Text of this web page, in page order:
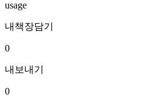
usage
내책장담기
0
내보내기
0